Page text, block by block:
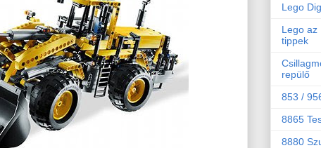
Lego
Lego az
tippek
repülő
853 /
8865
8880